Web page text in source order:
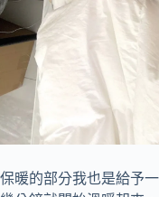
保暖的部分我也是給予